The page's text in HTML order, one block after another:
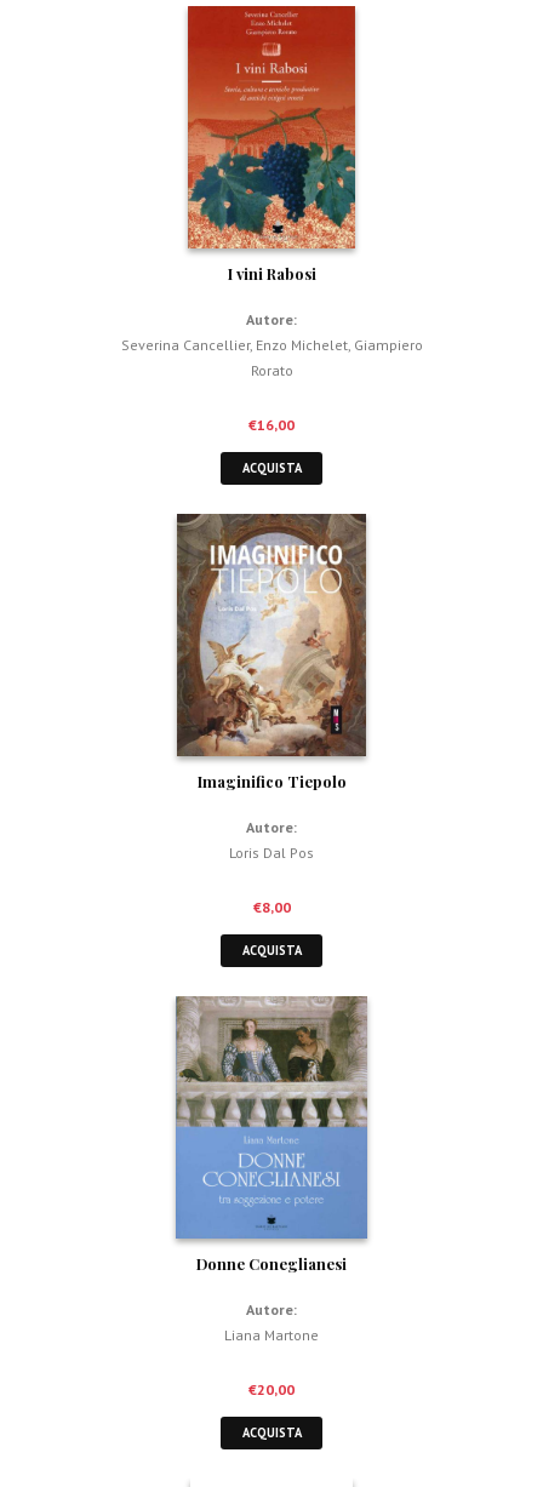
I vini Rabosi
Autore:
Severina Cancellier, Enzo Michelet, Giampiero
Rorato
€16,00
ACQUISTA
Imaginifico Tiepolo
Autore:
Loris Dal Pos
€8,00
ACQUISTA
Donne Coneglianesi
Autore:
Liana Martone
€20,00
ACQUISTA